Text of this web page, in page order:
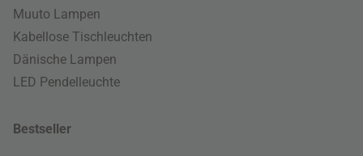
Muuto Lampen
Kabellose Tischleuchten
Dänische Lampen
LED Pendelleuchte
Bestseller